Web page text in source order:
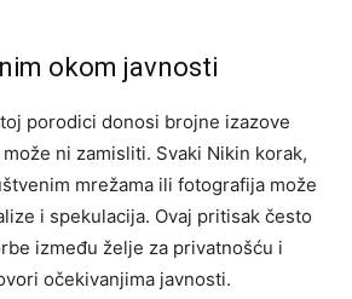
okom javnosti
porodici donosi brojne izazove
ni zamisliti. Svaki Nikin korak,
mrežama ili fotografija može
i spekulacija. Ovaj pritisak često
između želje za privatnošću i
očekivanjima javnosti.